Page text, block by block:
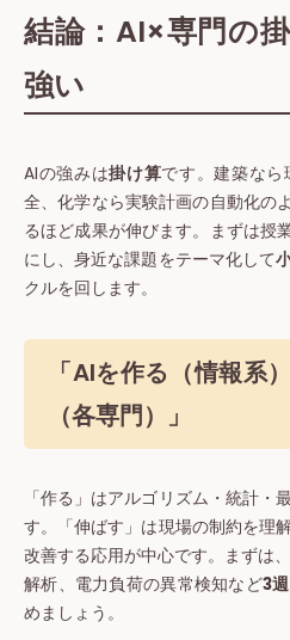
結論：AI×専門の
強い
AIの強みは掛け算です。建築な
全、化学なら実験計画の自動化の
るほど成果が伸びます。まずは授
にし、身近な課題をテーマ化して
クルを回します。
「AIを作る（情報系
（各専門）」
「作る」はアルゴリズム・統計・
す。「伸ばす」は現場の制約を理
改善する応用が中心です。まずは
解析、電力負荷の異常検知など3
めましょう。